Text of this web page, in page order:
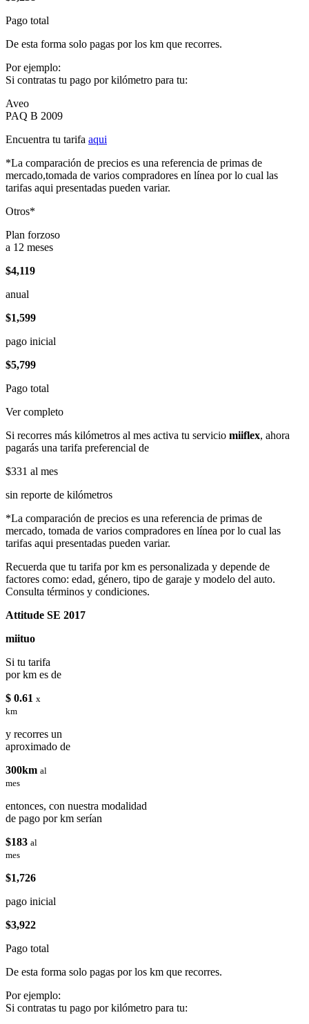
Pago total
De esta forma solo pagas por los km que recorres.
Por ejemplo:
Si contratas tu pago por kilómetro para tu:
Aveo
PAQ B 2009
Encuentra tu tarifa aqui
*La comparación de precios es una referencia de primas de
mercado,tomada de varios compradores en línea por lo cual las
tarifas aqui presentadas pueden variar.
Otros*
Plan forzoso
a 12 meses
$4,119
anual
$1,599
pago inicial
$5,799
Pago total
Ver completo
Si recorres más kilómetros al mes activa tu servicio miiflex, ahora
pagarás una tarifa preferencial de
$331 al mes
sin reporte de kilómetros
*La comparación de precios es una referencia de primas de
mercado, tomada de varios compradores en línea por lo cual las
tarifas aqui presentadas pueden variar.
Recuerda que tu tarifa por km es personalizada y depende de
factores como: edad, género, tipo de garaje y modelo del auto.
Consulta términos y condiciones.
Attitude SE 2017
miituo
Si tu tarifa
por km es de
$ 0.61 x
km
y recorres un
aproximado de
300km al
mes
entonces, con nuestra modalidad
de pago por km serían
$183 al
mes
$1,726
pago inicial
$3,922
Pago total
De esta forma solo pagas por los km que recorres.
Por ejemplo:
Si contratas tu pago por kilómetro para tu: